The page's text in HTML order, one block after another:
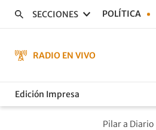
SECCIONES POLÍTICA
RADIO EN VIVO
Edición Impresa
Pilar a Diario